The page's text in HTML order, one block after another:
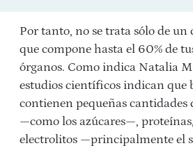
Por tanto, no se trata sólo de un
que compone hasta el 60% de
órganos. Como indica Natalia
estudios científicos indican que
contienen pequeñas cantidades
—como los azúcares—,
electrolitos —principalmente el